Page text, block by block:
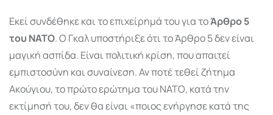
Εκεί συνδέθηκε και το επιχείρημά του για τοΆρθρο 5
του ΝΑΤΟ. Ο Γκαλ υποστήριξε ότι το Άρθρο 5 δεν είναι
μαγική ασπίδα. Είναι πολιτική κρίση, που απαιτεί
εμπιστοσύνη και συναίνεση. Αν ποτέ τεθεί ζήτημα
Ακούγιου, το πρώτο ερώτημα του ΝΑΤΟ, κατά την
εκτίμησή του, δεν θα είναι «ποιος ενήργησε κατά της